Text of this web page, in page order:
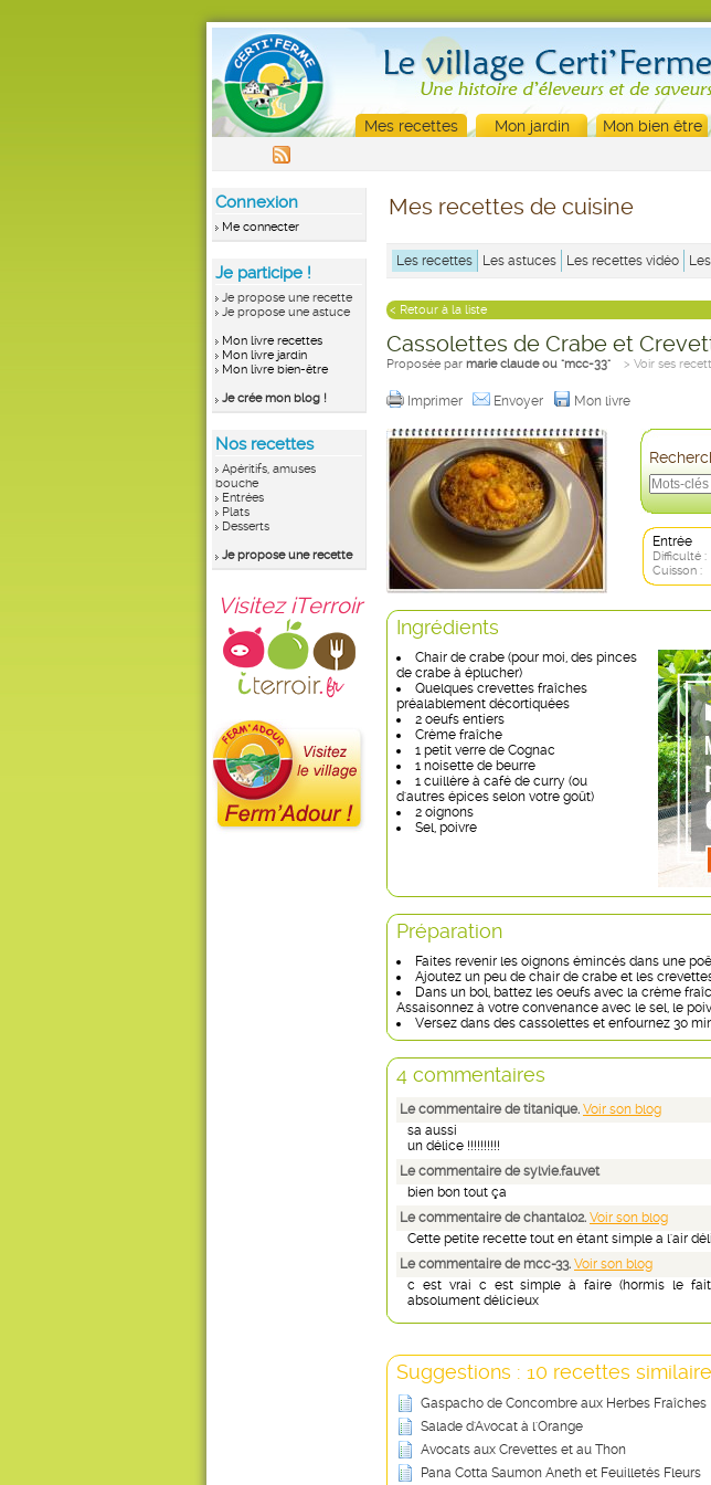
Mes recettes Mon jardin Mon bien être
Connexion
Me connecter
Je participe !
Je propose une recette
Je propose une astuce
Mon livre recettes
Mon livre jardin
Mon livre bien-être
Je crée mon blog !
Nos recettes
Apéritifs, amuses
bouche
Entrées
Plats
Desserts
Je propose une recette
Visitez iTerroir
Mes recettes de cuisine
Les recettes Les astuces Les recettes vidéo
< Retour à la liste
Cassolettes de Crabe et
Proposée par marie claude ou "mcc-33" > Voir ses
Imprimer Envoyer Mon livre
Entrée
Difficulté :
Cuisson :
Ingrédients
Chair de crabe (pour moi, des pinces
de crabe à éplucher)
Quelques crevettes fraîches
préalablement décortiquées
2 oeufs entiers
Crème fraîche
1 petit verre de Cognac
1 noisette de beurre
1 cuillère à café de curry (ou
d'autres épices selon votre goût)
2 oignons
Sel, poivre
Préparation
Faites revenir les oignons émincés dans une
Ajoutez un peu de chair de crabe et les
Dans un bol, battez les oeufs avec la crème
Assaisonnez à votre convenance avec le sel, le
Versez dans des cassolettes et enfournez 30
4 commentaires
Le commentaire de titanique. Voir son blog
sa aussi
un délice !!!!!!!!!!
Le commentaire de sylvie.fauvet
bien bon tout ça
Le commentaire de chantal02. Voir son blog
Cette petite recette tout en étant simple a l'air
Le commentaire de mcc-33. Voir son blog
c est vrai c est simple à faire (hormis le
absolument délicieux
Suggestions : 10 recettes
Gaspacho de Concombre aux Herbes Fraîches
Salade d'Avocat à l'Orange
Avocats aux Crevettes et au Thon
Pana Cotta Saumon Aneth et Feuilletés Fleurs